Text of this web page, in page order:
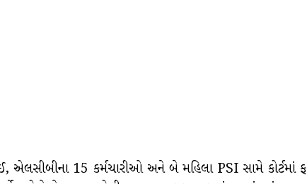
15 કર્મચારીઓ અને બે મહિલા PSI સામે કોર્ટમાં